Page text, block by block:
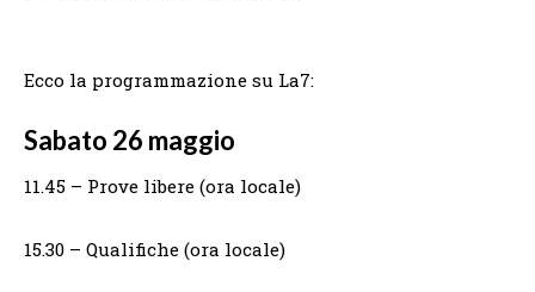
Ecco la programmazione su La7:
Sabato 26 maggio
11.45 – Prove libere (ora locale)
15.30 – Qualifiche (ora locale)